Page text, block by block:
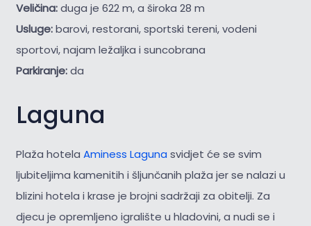
Veličina:duga je 622 m, a široka 28 m
Usluge:barovi, restorani, sportski tereni, vodeni
sportovi, najam ležaljka i suncobrana
Parkiranje:da
Laguna
Plaža hotela Aminess Laguna svidjet će se svim
ljubiteljima kamenitih i šljunčanih plaža jer se nalazi u
blizini hotela i krase je brojni sadržaji za obitelji. Za
djecu je opremljeno igralište u hladovini, a nudi se i